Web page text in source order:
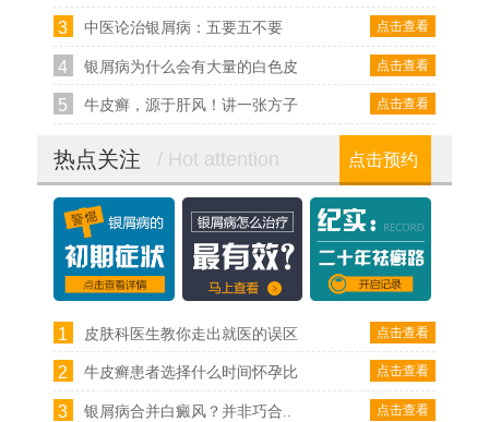
3 点击查看
中医论治银屑病：五要五不要
4 点击查看
银屑病为什么会有大量的白色皮
5 点击查看
牛皮癣，源于肝风！讲一张方子
热点关注 / Hot attention 点击预约
1 点击查看
皮肤科医生教你走出就医的误区
2 点击查看
牛皮癣患者选择什么时间怀孕比
3 点击查看
银屑病合并白癜风？并非巧合..